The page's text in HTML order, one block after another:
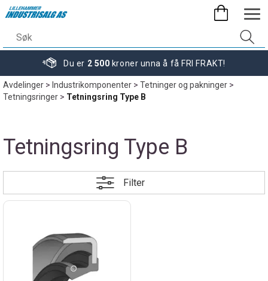
Du er 2 500 kroner unna å få FRI FRAKT!
Avdelinger> Industrikomponenter>Tetninger og pakninger>
Tetningsringer>Tetningsring Type B
Tetningsring Type B
Filter